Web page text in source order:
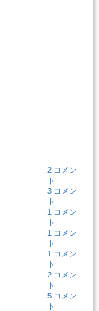
2 コメン
ト
3 コメン
ト
1 コメン
ト
1 コメン
ト
1 コメン
ト
2 コメン
ト
5 コメン
ト